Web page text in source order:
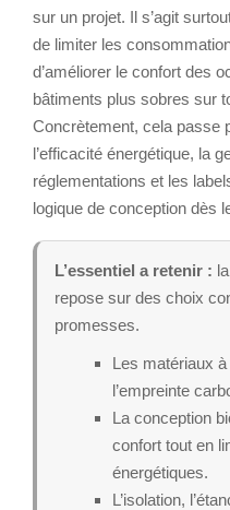
sur un projet. Il s’agit
de limiter les
d’améliorer le confort des
bâtiments plus sobres sur
Concrètement, cela passe
l’efficacité énergétique, la
réglementations et les
logique de conception dès
L’essentiel a retenir :
repose sur des choix
promesses.
Les matériaux
l’empreinte
La conception
confort tout en
énergétiques.
L’isolation,